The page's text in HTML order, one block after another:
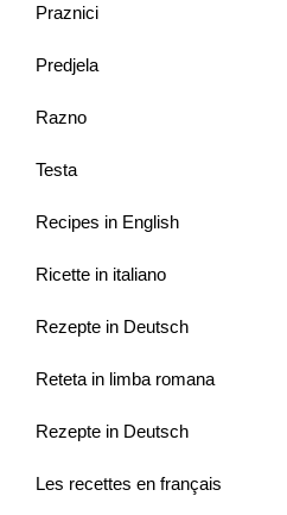
Praznici
Predjela
Razno
Testa
Recipes in English
Ricette in italiano
Rezepte in Deutsch
Reteta in limba romana
Rezepte in Deutsch
Les recettes en français